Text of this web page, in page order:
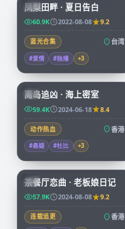
TW
凤梨田畔 · 夏日告白
60.9K 2022-08-08 9.2
蓝光合集 台湾
#爱情 #独播 +3
HK
92:58
离岛追凶 · 海上密室
59.4K 2024-06-18 8.4
动作热血 香港
#悬疑 #杜比 +3
HK
茶餐厅恋曲 · 老板娘日记
57.9K 2024-08-08 9.2
连载追更 香港